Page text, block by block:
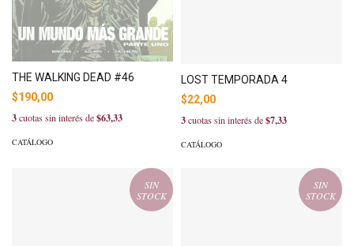
THE WALKING DEAD #46
$190,00
3cuotas sin interés de$63,33
CATÁLOGO
LOST TEMPORADA 4
$22,00
3cuotas sin interés de$7,33
CATÁLOGO
SIN
STOCK
SIN
STOCK